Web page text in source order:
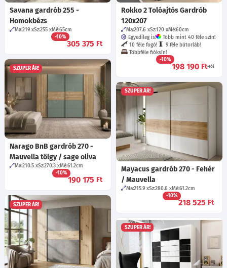
Savana gardrób 255 -
Homokbézs
Ma:219 Sz:255 Mé:65cm
-10%
305 375 Ft
Rokko 2 Tolóajtós Gardrób
120x207
Ma:207.6 Sz:120 Mé:60cm
Egyedileg is!
Több mint 40 féle szín!
10 féle fogó!
9 féle bútorláb!
Többféle fióksín!
-10%
198 190 Ft-tól
SZUPER ÁR!
Narago BnB gardrób 270 -
Mauvella tölgy / sage oliva
Ma:210.5 Sz:270.3 Mé:61.2cm
-10%
190 175 Ft
SZUPER ÁR!
Mayacus gardrób 270 - Fehér
/ Mauvella
Ma:215.9 Sz:280.6 Mé:61.2cm
-10%
218 525 Ft
SZUPER ÁR!
SZUPER ÁR!